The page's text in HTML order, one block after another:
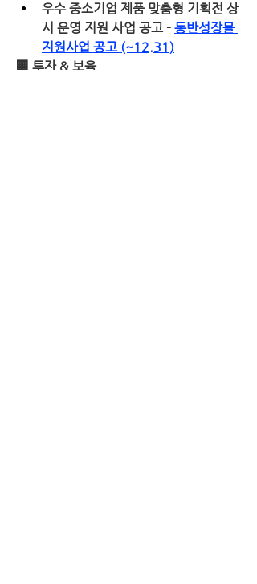
우수 중소기업 제품 맞춤형 기획전 상
시 운영 지원 사업 공고 - 동반성장몰
지원사업 공고 (~12.31)
🏢 투자 & 보육